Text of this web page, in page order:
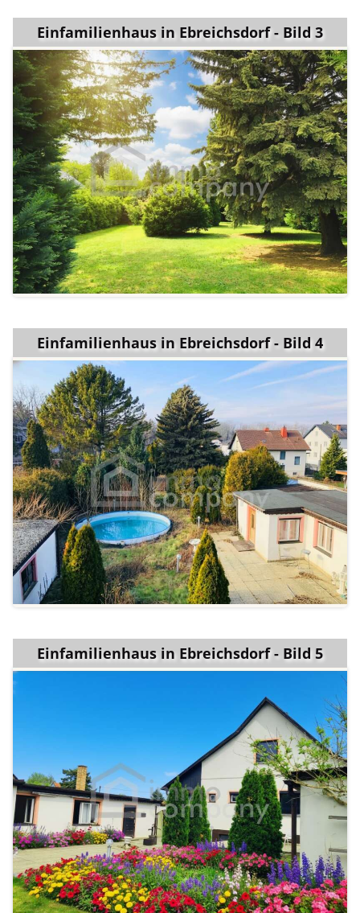
Einfamilienhaus in Ebreichsdorf - Bild 3
Einfamilienhaus in Ebreichsdorf - Bild 4
Einfamilienhaus in Ebreichsdorf - Bild 5